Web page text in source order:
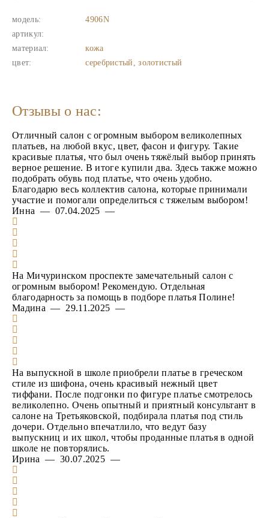
модель:
4906N
артикул:
материал:
кожа
цвет:
серебристый, золотистый
Отзывы о нас:
Отличный салон с огромным выбором великолепных
платьев, на любой вкус, цвет, фасон и фигуру. Такие
красивые платья, что был очень тяжёлый выбор принять
верное решение. В итоге купили два. Здесь также можно
подобрать обувь под платье, что очень удобно.
Благодарю весь коллектив салона, которые принимали
участие и помогали определиться с тяжелым выбором!
Инна — 07.04.2025 —
На Мичуринском проспекте замечательный салон с
огромным выбором! Рекомендую. Отдельная
благодарность за помощь в подборе платья Полине!
Мадина — 29.11.2025 —
На выпускной в школе приобрели платье в греческом
стиле из шифона, очень красивый нежный цвет
тиффани. После подгонки по фигуре платье смотрелось
великолепно. Очень опытный и приятный консультант в
салоне на Третьяковской, подбирала платья под стиль
дочери. Отдельно впечатлило, что ведут базу
выпускниц и их школ, чтобы проданные платья в одной
школе не повторялись.
Ирина — 30.07.2025 —